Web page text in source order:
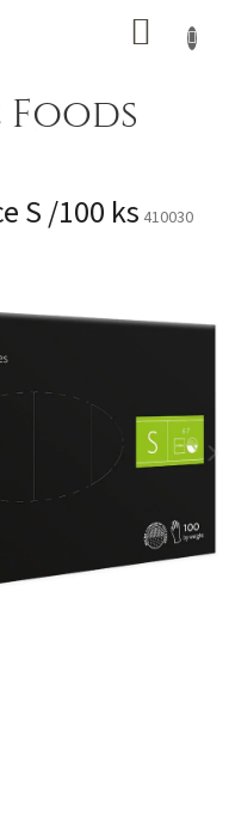
S /100 ks 410030